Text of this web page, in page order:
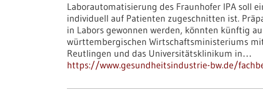
Laborautomatisierung des Fraunhofer IPA soll
individuell auf Patienten zugeschnitten ist.
in Labors gewonnen werden, könnten künftig
württembergischen Wirtschaftsministeriums
Reutlingen und das Universitätsklinikum in…
https://www.gesundheitsindustrie-bw.de/